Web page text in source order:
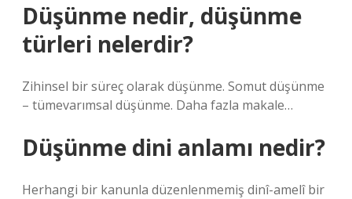
Düşünme nedir, düşünme
türleri nelerdir?
Zihinsel bir süreç olarak düşünme. Somut düşünme
– tümevarımsal düşünme. Daha fazla makale…
Düşünme dini anlamı nedir?
Herhangi bir kanunla düzenlenmemiş dinî-amelî bir